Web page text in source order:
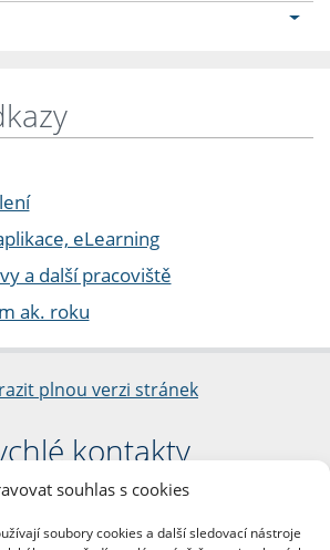
souhlas s cookies
soubory cookies a další sledovací nástroje
eLearning
a další pracoviště
ak. roku
plnou verzi stránek
kontakty
Filozofická fakulta
Jana Palacha 1/2